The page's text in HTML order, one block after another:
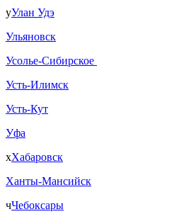
уУлан Удэ
Ульяновск
Усолье-Сибирское
Усть-Илимск
Усть-Кут
Уфа
хХабаровск
Ханты-Мансийск
чЧебоксары